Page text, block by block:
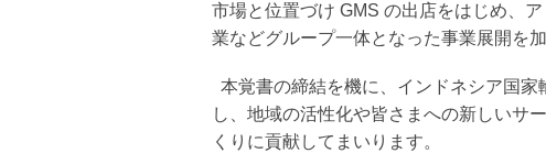
市場と位置づけ GMS の出店をはじめ、
業などグループ一体となった事業展開を加
本覚書の締結を機に、インドネシア国
し、地域の活性化や皆さまへの新しいサ
くりに貢献してまいります。